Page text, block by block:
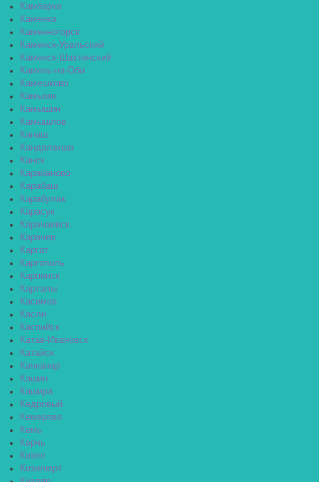
Камбарка
Каменка
Каменногорск
Каменск-Уральский
Каменск-Шахтинский
Камень-на-Оби
Камешково
Камызяк
Камышин
Камышлов
Канаш
Кандалакша
Канск
Карабаново
Карабаш
Карабулак
Карасук
Карачаевск
Карачев
Каргат
Каргополь
Карпинск
Карталы
Касимов
Касли
Каспийск
Катав-Ивановск
Катайск
Качканар
Кашин
Кашира
Кедровый
Кемерово
Кемь
Керчь
Кизел
Кизилюрт